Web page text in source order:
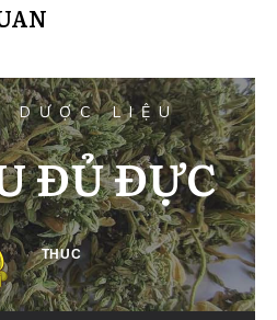
DƯỢC LIỆU
ĐỦ ĐỰC
THUC